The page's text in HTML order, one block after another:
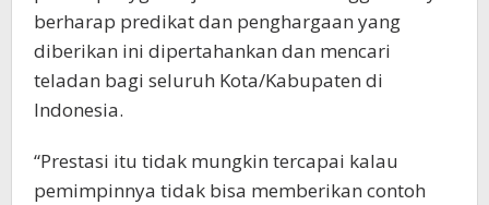
berharap predikat dan penghargaan yang
diberikan ini dipertahankan dan mencari
teladan bagi seluruh Kota/Kabupaten di
Indonesia.
“Prestasi itu tidak mungkin tercapai kalau
pemimpinnya tidak bisa memberikan contoh